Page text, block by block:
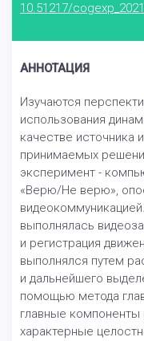
10.51217/
АННОТАЦИЯ
Изучаются
использования
качестве источника
принимаемых
эксперимент -
«Верю/Не верю»,
выполнялась
и регистрация
выполнялся путем
и дальнейшего
помощью метода
главные компоненты
характерные